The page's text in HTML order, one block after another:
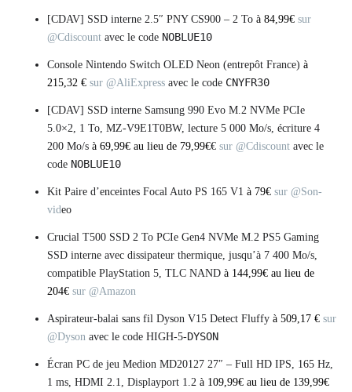
[CDAV] SSD interne 2.5″ PNY CS900 – 2 To à 84,99€ sur
@Cdiscount avec le code NOBLUE10
Console Nintendo Switch OLED Neon (entrepôt France) à
215,32 € sur @AliExpress avec le code CNYFR30
[CDAV] SSD interne Samsung 990 Evo M.2 NVMe PCIe
5.0×2, 1 To, MZ-V9E1T0BW, lecture 5 000 Mo/s, écriture 4
200 Mo/s à 69,99€ au lieu de 79,99€€ sur @Cdiscount avec le
code NOBLUE10
Kit Paire d’enceintes Focal Auto PS 165 V1 à 79€ sur @Son-
video
Crucial T500 SSD 2 To PCIe Gen4 NVMe M.2 PS5 Gaming
SSD interne avec dissipateur thermique, jusqu’à 7 400 Mo/s,
compatible PlayStation 5, TLC NAND à 144,99€ au lieu de
204€ sur @Amazon
Aspirateur-balai sans fil Dyson V15 Detect Fluffy à 509,17 € sur
@Dyson avec le code HIGH-5-DYSON
Écran PC de jeu Medion MD20127 27″ – Full HD IPS, 165 Hz,
1 ms, HDMI 2.1, Displayport 1.2 à 109,99€ au lieu de 139,99€